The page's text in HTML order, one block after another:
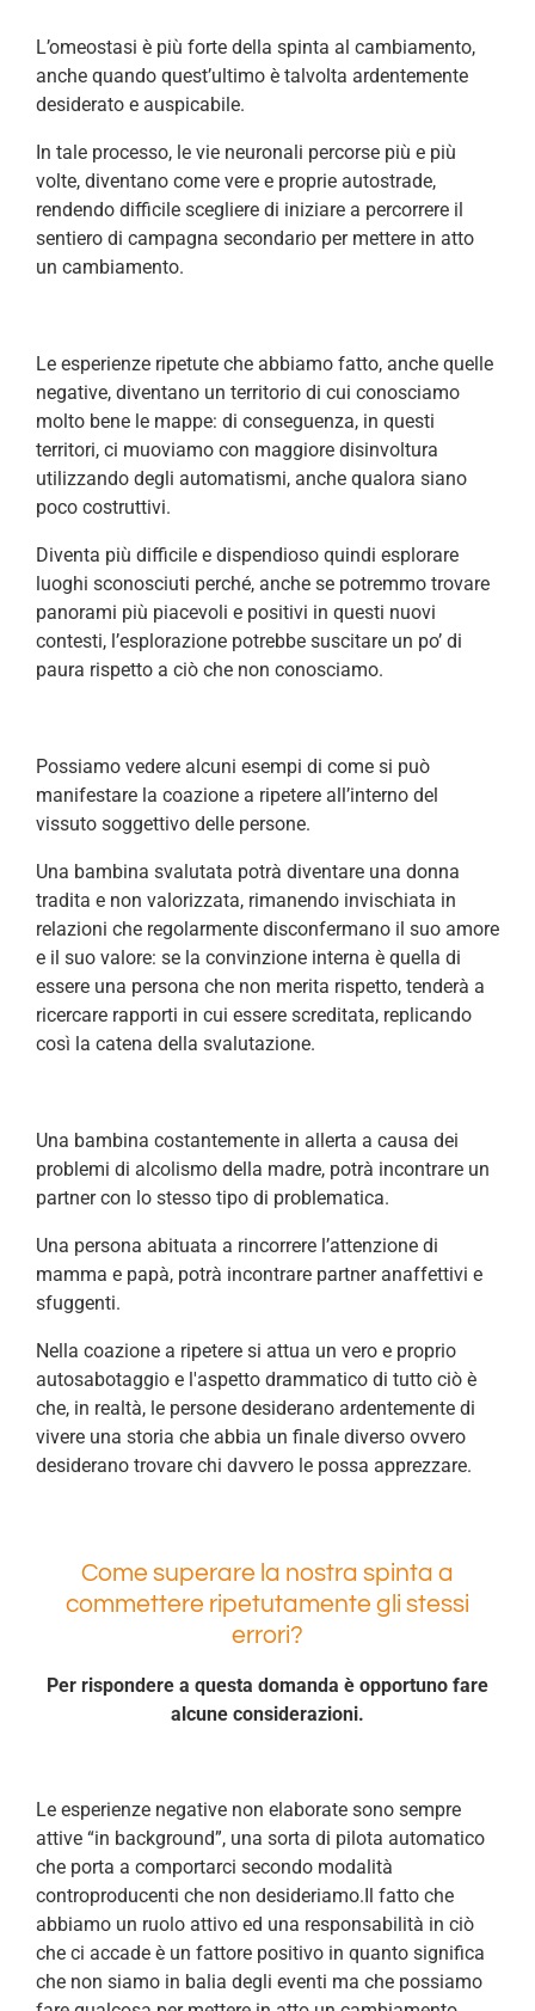
L’omeostasi è più forte della spinta al cambiamento,
anche quando quest’ultimo è talvolta ardentemente
desiderato e auspicabile.
In tale processo, le vie neuronali percorse più e più
volte, diventano come vere e proprie autostrade,
rendendo difficile scegliere di iniziare a percorrere il
sentiero di campagna secondario per mettere in atto
un cambiamento.
Le esperienze ripetute che abbiamo fatto, anche quelle
negative, diventano un territorio di cui conosciamo
molto bene le mappe: di conseguenza, in questi
territori, ci muoviamo con maggiore disinvoltura
utilizzando degli automatismi, anche qualora siano
poco costruttivi.
Diventa più difficile e dispendioso quindi esplorare
luoghi sconosciuti perché, anche se potremmo trovare
panorami più piacevoli e positivi in questi nuovi
contesti, l’esplorazione potrebbe suscitare un po’ di
paura rispetto a ciò che non conosciamo.
Possiamo vedere alcuni esempi di come si può
manifestare la coazione a ripetere all’interno del
vissuto soggettivo delle persone.
Una bambina svalutata potrà diventare una donna
tradita e non valorizzata, rimanendo invischiata in
relazioni che regolarmente disconfermano il suo amore
e il suo valore: se la convinzione interna è quella di
essere una persona che non merita rispetto, tenderà a
ricercare rapporti in cui essere screditata, replicando
così la catena della svalutazione.
Una bambina costantemente in allerta a causa dei
problemi di alcolismo della madre, potrà incontrare un
partner con lo stesso tipo di problematica.
Una persona abituata a rincorrere l’attenzione di
mamma e papà, potrà incontrare partner anaffettivi e
sfuggenti.
Nella coazione a ripetere si attua un vero e proprio
autosabotaggio e l'aspetto drammatico di tutto ciò è
che, in realtà, le persone desiderano ardentemente di
vivere una storia che abbia un finale diverso ovvero
desiderano trovare chi davvero le possa apprezzare.
Come superare la nostra spinta a
commettere ripetutamente gli stessi
errori?
Per rispondere a questa domanda è opportuno fare
alcune considerazioni.
Le esperienze negative non elaborate sono sempre
attive “in background”, una sorta di pilota automatico
che porta a comportarci secondo modalità
controproducenti che non desideriamo.Il fatto che
abbiamo un ruolo attivo ed una responsabilità in ciò
che ci accade è un fattore positivo in quanto significa
che non siamo in balia degli eventi ma che possiamo